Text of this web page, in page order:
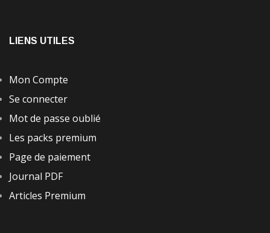
LIENS UTILES
Mon Compte
Se connecter
Mot de passe oublié
Les packs premium
Page de paiement
Journal PDF
Articles Premium